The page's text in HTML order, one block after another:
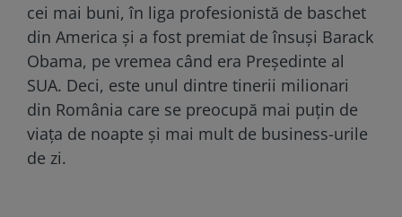
cei mai buni, în liga profesionistă de baschet
din America și a fost premiat de însuși Barack
Obama, pe vremea când era Președinte al
SUA. Deci, este unul dintre tinerii milionari
din România care se preocupă mai puțin de
viața de noapte și mai mult de business-urile
de zi.